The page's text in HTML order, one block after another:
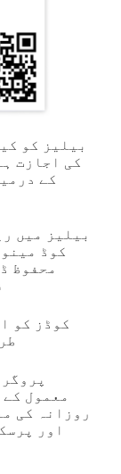
بیلیز کو
کی اجازت
کے
بیلیز میں
محفوظ
معمول
روزانہ کی
اور